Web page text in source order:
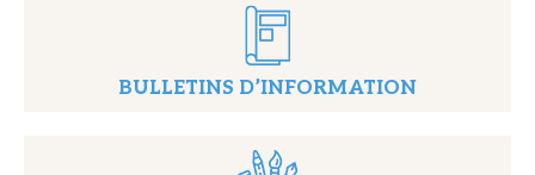
BULLETINS D’INFORMATION